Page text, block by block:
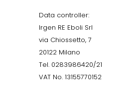
Data controller:
Irgen RE Eboli Srl
via Chiossetto, 7
20122 Milano
Tel. 0283986420/21
VAT No. 13155770152